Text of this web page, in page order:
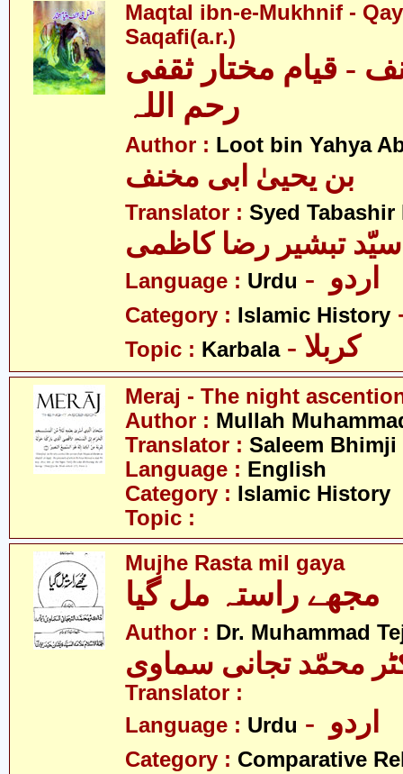
Maqtal ibn-e-Mukhnif -
Saqafi(a.r.)
- قیام مختار ثقفی
رحم اللہ
Author : Loot bin Yahya
بن یحییٰ ابی مخنف
Translator : Syed Tabashir
سیّد تبشیر رضا کاظمی
Language : Urdu
Category : Islamic History
Topic : Karbala - کربلا
Meraj - The night
Author : Mullah
Translator : Saleem Bhimji
Language : English
Category : Islamic History
Topic :
Mujhe Rasta mil gaya
مجھے راستہ مل گیا
Author : Dr. Muhammad
محمّد تجانی سماوی
Translator :
Language : Urdu
Category : Comparative